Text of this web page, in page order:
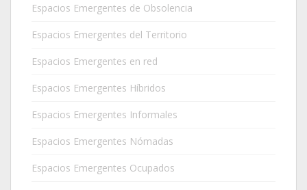
Espacios Emergentes de Obsolencia
Espacios Emergentes del Territorio
Espacios Emergentes en red
Espacios Emergentes Híbridos
Espacios Emergentes Informales
Espacios Emergentes Nómadas
Espacios Emergentes Ocupados